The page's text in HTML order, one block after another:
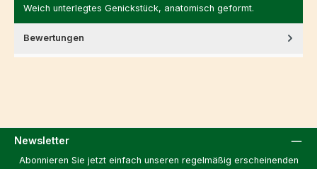
Weich unterlegtes Genickstück, anatomisch geformt.
Bewertungen
Newsletter
Abonnieren Sie jetzt einfach unseren regelmäßig erscheinenden